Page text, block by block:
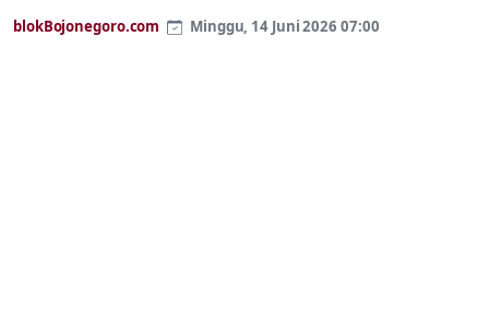
blokBojonegoro.com Minggu, 14 Juni 2026 07:00